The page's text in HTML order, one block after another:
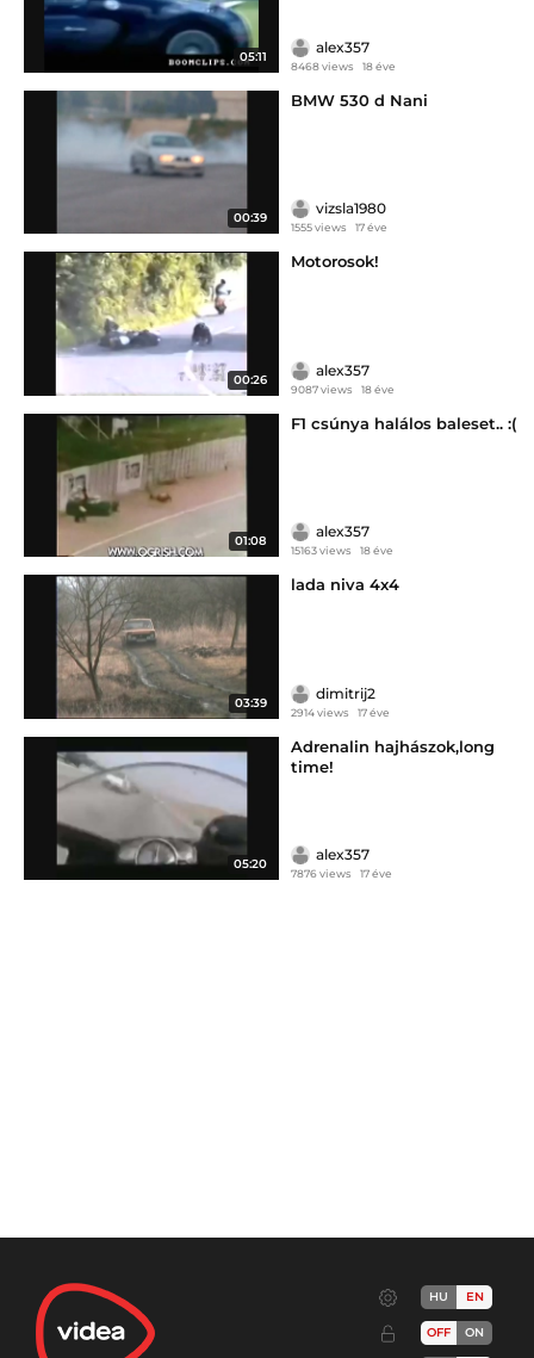
05:11
alex357
8468 views 18 éve
00:39
BMW 530 d Nani
vizsla1980
1555 views 17 éve
00:26
Motorosok!
alex357
9087 views 18 éve
01:08
F1 csúnya halálos baleset.. :(
alex357
15163 views 18 éve
03:39
lada niva 4x4
dimitrij2
2914 views 17 éve
05:20
Adrenalin hajhászok,long
time!
alex357
7876 views 17 éve
HU EN
OFF ON